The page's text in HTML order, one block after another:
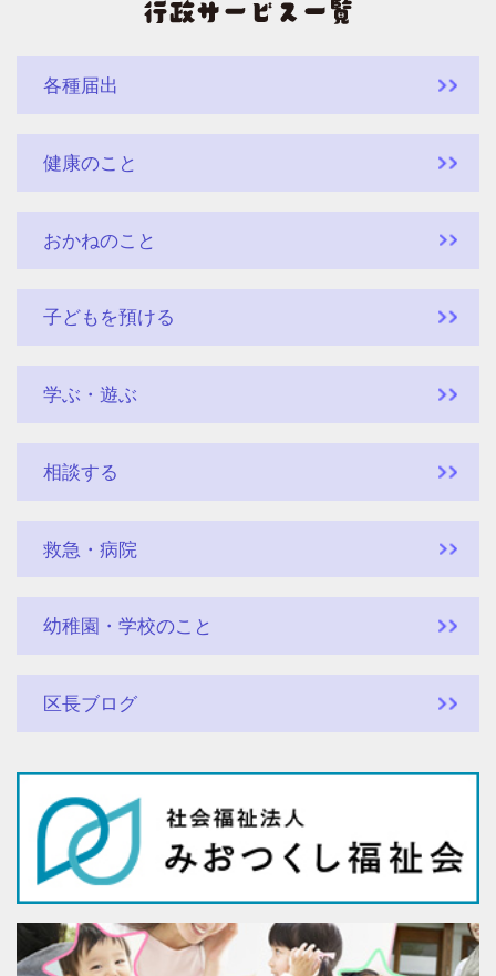
各種届出
健康のこと
おかねのこと
子どもを預ける
学ぶ・遊ぶ
相談する
救急・病院
幼稚園・学校のこと
区長ブログ